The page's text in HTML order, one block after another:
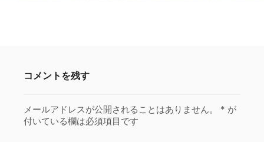
コメントを残す
メールアドレスが公開されることはありません。 * が
付いている欄は必須項目です